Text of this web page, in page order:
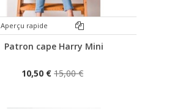
Aperçu rapide
Patron cape Harry Mini
10,50 € 15,00 €